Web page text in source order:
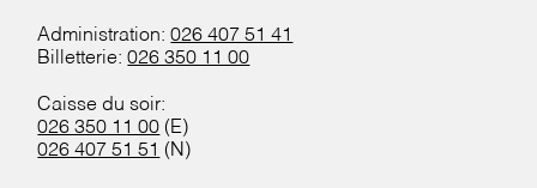
Administration:026 407 51 41
Billetterie:026 350 11 00
Caisse du soir:
026 350 11 00 (E)
026 407 51 51 (N)